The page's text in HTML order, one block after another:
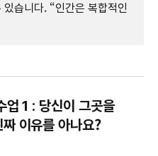
습니다. “인간은 복합적인
업 1 : 당신이 그곳을
이유를 아나요?